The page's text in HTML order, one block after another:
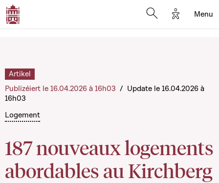
Options
Menu
Logement
187 nouveaux logements
abordables au Kirchberg
Artikel
Publizéiert le 16.04.2026 à 16h03 / Update le 16.04.2026 à
16h03